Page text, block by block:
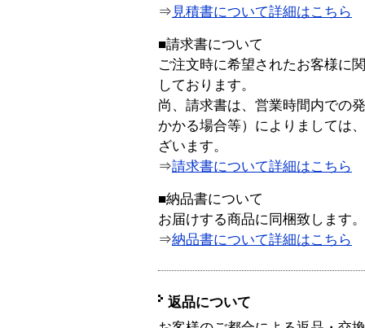
⇒ 見積書について詳細はこちら
■請求書について
ご注文時に希望されたお客様に
しております。
尚、請求書は、営業時間内での
かかる場合等）によりましては
ざいます。
⇒請求書について詳細はこちら
■納品書について
お届けする商品に同梱致します。
⇒納品書について詳細はこちら
返品について